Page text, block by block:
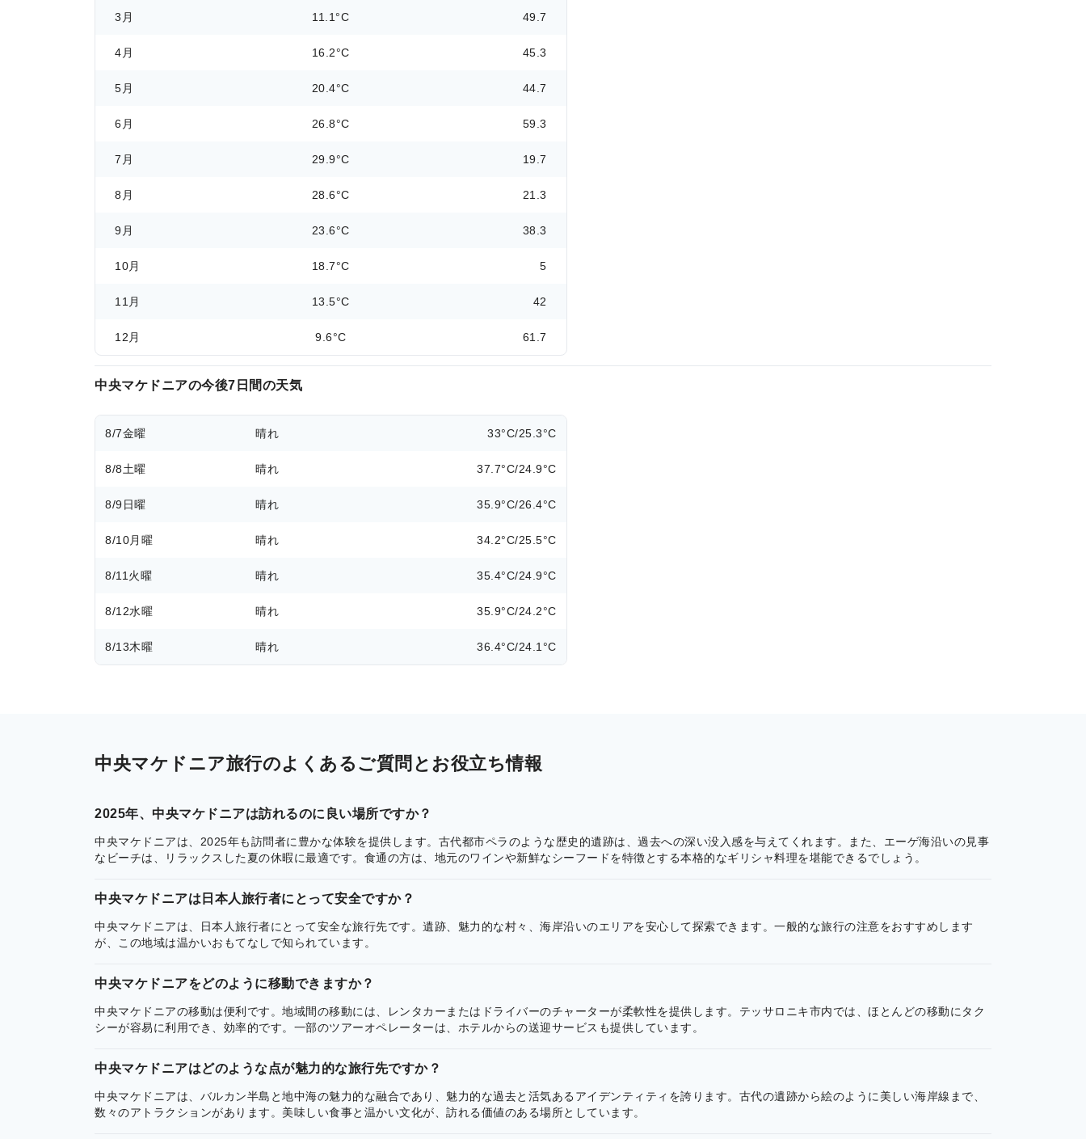
3月 11.1°C 49.7
4月 16.2°C 45.3
5月 20.4°C 44.7
6月 26.8°C 59.3
7月 29.9°C 19.7
8月 28.6°C 21.3
9月 23.6°C 38.3
10月 18.7°C 5
11月 13.5°C 42
12月 9.6°C 61.7
中央マケドニアの今後7日間の天気
8/7金曜 晴れ 33°C/25.3°C
8/8土曜 晴れ 37.7°C/24.9°C
8/9日曜 晴れ 35.9°C/26.4°C
8/10月曜 晴れ 34.2°C/25.5°C
8/11 火曜 晴れ 35.4°C/24.9°C
8/12水曜 晴れ 35.9°C/24.2°C
8/13木曜 晴れ 36.4°C/24.1°C
中央マケドニア旅行のよくあるご質問とお役立ち情報
2025年、中央マケドニアは訪れるのに良い場所ですか？
中央マケドニアは、2025年も訪問者に豊かな体験を提供します。古代都市ペラのような歴史的遺跡は、過去への深い没入感を与えてくれます。また、エーゲ海沿いの見事
なビーチは、リラックスした夏の休暇に最適です。食通の方は、地元のワインや新鮮なシーフードを特徴とする本格的なギリシャ料理を堪能できるでしょう。
中央マケドニアは日本人旅行者にとって安全ですか？
中央マケドニアは、日本人旅行者にとって安全な旅行先です。遺跡、魅力的な村々、海岸沿いのエリアを安心して探索できます。一般的な旅行の注意をおすすめします
が、この地域は温かいおもてなしで知られています。
中央マケドニアをどのように移動できますか？
中央マケドニアの移動は便利です。地域間の移動には、レンタカーまたはドライバーのチャーターが柔軟性を提供します。テッサロニキ市内では、ほとんどの移動にタク
シーが容易に利用でき、効率的です。一部のツアーオペレーターは、ホテルからの送迎サービスも提供しています。
中央マケドニアはどのような点が魅力的な旅行先ですか？
中央マケドニアは、バルカン半島と地中海の魅力的な融合であり、魅力的な過去と活気あるアイデンティティを誇ります。古代の遺跡から絵のように美しい海岸線まで、
数々のアトラクションがあります。美味しい食事と温かい文化が、訪れる価値のある場所としています。